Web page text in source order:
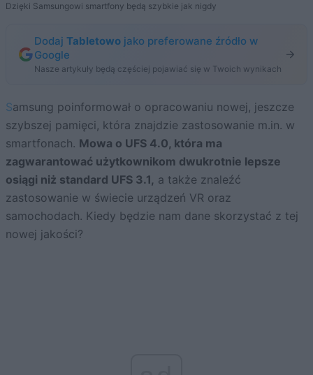
Dzięki Samsungowi smartfony będą szybkie jak nigdy
Dodaj Tabletowo jako preferowane źródło w
Google
Nasze artykuły będą częściej pojawiać się w Twoich wynikach
Samsung poinformował o opracowaniu nowej, jeszcze
szybszej pamięci, która znajdzie zastosowanie m.in. w
smartfonach. Mowa o UFS 4.0, która ma
zagwarantować użytkownikom dwukrotnie lepsze
osiągi niż standard UFS 3.1, a także znaleźć
zastosowanie w świecie urządzeń VR oraz
samochodach. Kiedy będzie nam dane skorzystać z tej
nowej jakości?